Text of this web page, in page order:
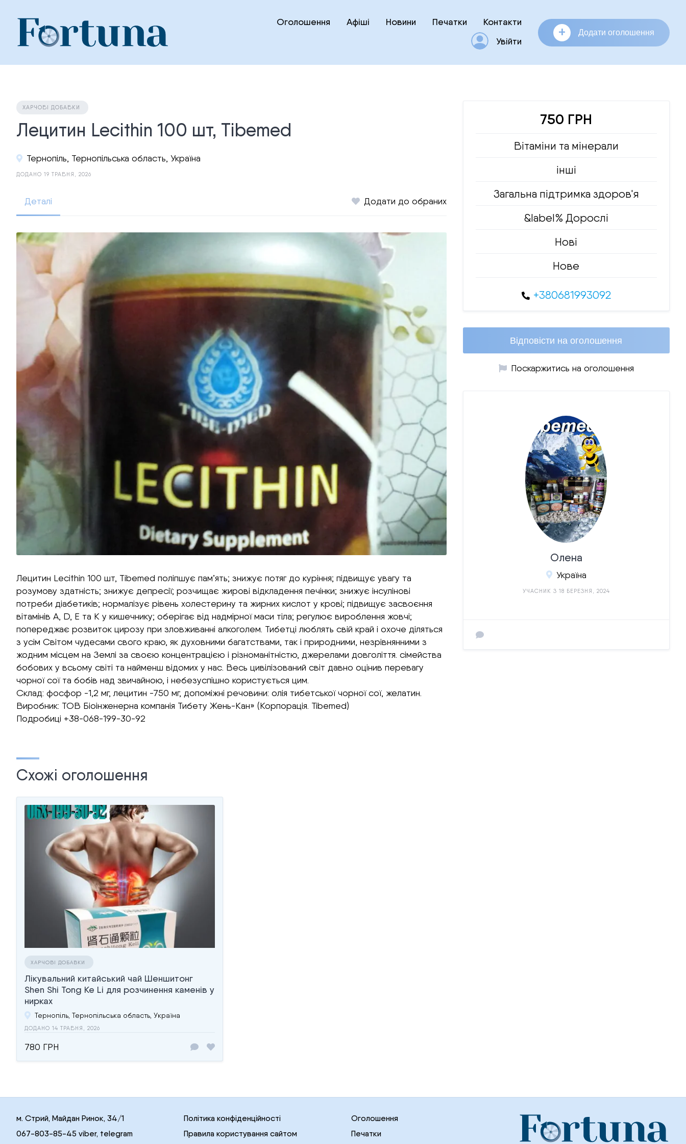
content
Оголошення Афіші Новини Печатки
Контакти
Увійти
+ Додати оголошення
ХАРЧОВІ ДОБАВКИ
Лецитин Lecithin 100 шт, Тibemed
Тернопіль, Тернопільська область, Україна
ДОДАНО 19 ТРАВНЯ, 2026
Деталі Додати до обраних
Лецитин Lecithin 100 шт, Тibemed поліпшує пам’ять; знижує потяг до куріння; підвищує увагу та
розумову здатність; знижує депресії; розчищає жирові відкладення печінки; знижує інсулінові
потреби діабетиків; нормалізує рівень холестерину та жирних кислот у крові; підвищує засвоєння
вітамінів А, D, Е та К у кишечнику; оберігає від надмірної маси тіла; регулює вироблення жовчі;
попереджає розвиток цирозу при зловживанні алкоголем. Тибетці люблять свій край і охоче діляться
з усім Світом чудесами свого краю, як духовними багатствами, так і природними, незрівнянними з
жодним місцем на Землі за своєю концентрацією і різноманітністю, джерелами довголіття. сімейства
бобових у всьому світі та найменш відомих у нас. Весь цивілізований світ давно оцінив перевагу
чорної сої та бобів над звичайною, і небезуспішно користується цим.
Склад: фосфор -1,2 мг, лецитин -750 мг, допоміжні речовини: олія тибетської чорної сої, желатин.
Виробник: ТОВ Біоінженерна компанія Тибету Жень-Кан» (Корпорація. Tibemed)
Подробиці +38-068-199-30-92
750 ГРН
Вітаміни та мінерали
інші
Загальна підтримка здоров'я
&label% Дорослі
Нові
Нове
+380681993092
Відповісти на оголошення
Поскаржитись на оголошення
Олена
Україна
УЧАСНИК З 18 БЕРЕЗНЯ, 2024
Схожі оголошення
ХАРЧОВІ ДОБАВКИ
Лікувальний китайський чай Шеншитонг
Shen Shi Tong Ke Li для розчинення каменів у
нирках
Тернопіль, Тернопільська область, Україна
ДОДАНО 14 ТРАВНЯ, 2026
780 ГРН
м. Стрий, Майдан Ринок, 34/1
067-803-85-45 viber, telegram
Політика конфіденційності
Правила користування сайтом
Оголошення
Печатки